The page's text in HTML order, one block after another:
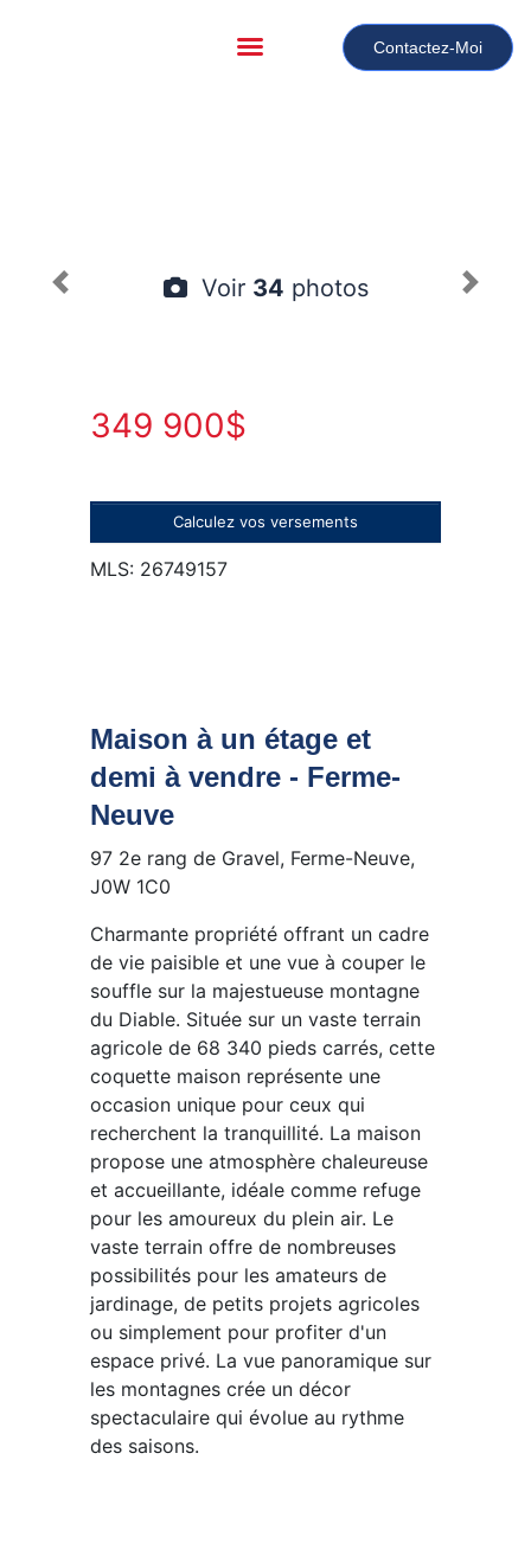
Contactez-Moi
Voir 34 photos
349 900$
Calculez vos versements
MLS: 26749157
Maison à un étage et
demi à vendre - Ferme-
Neuve
97 2e rang de Gravel, Ferme-Neuve,
J0W 1C0
Charmante propriété offrant un cadre
de vie paisible et une vue à couper le
souffle sur la majestueuse montagne
du Diable. Située sur un vaste terrain
agricole de 68 340 pieds carrés, cette
coquette maison représente une
occasion unique pour ceux qui
recherchent la tranquillité. La maison
propose une atmosphère chaleureuse
et accueillante, idéale comme refuge
pour les amoureux du plein air. Le
vaste terrain offre de nombreuses
possibilités pour les amateurs de
jardinage, de petits projets agricoles
ou simplement pour profiter d'un
espace privé. La vue panoramique sur
les montagnes crée un décor
spectaculaire qui évolue au rythme
des saisons.